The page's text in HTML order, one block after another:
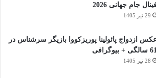
جام جهانی 2026
29 تیر 1405
ازدواج پائولینا پوریزکووا بازیگر سرشناس در
61 سالگی + بیوگرافی
28 تیر 1405